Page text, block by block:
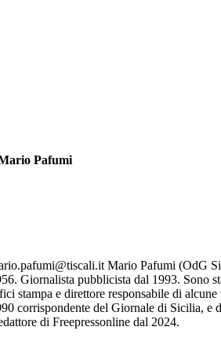
Pafumi
Mario Pafumi (OdG
Giornalista pubblicista dal 1993. Sono
stampa e direttore responsabile di alcune
corrispondente del Giornale di Sicilia, e
di Freepressonline dal 2024.